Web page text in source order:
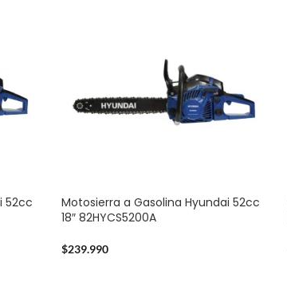
52cc
Motosierra a Gasolina Hyundai 52cc
18″ 82HYCS5200A
$239.990